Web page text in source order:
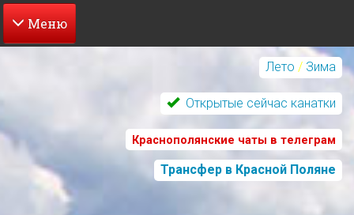
Перейти
содержанию
Лето / Зима
Открытые сейчас канатки
Краснополянские чаты в телеграм
Трансфер в Красной Поляне